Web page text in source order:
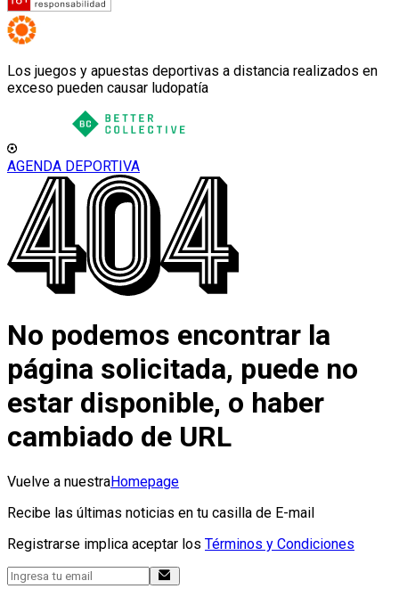
Los juegos y apuestas deportivas a distancia realizados en
exceso pueden causar ludopatía
AGENDA DEPORTIVA
No podemos encontrar la
página solicitada, puede no
estar disponible, o haber
cambiado de URL
Vuelve a nuestraHomepage
Recibe las últimas noticias en tu casilla de E-mail
Registrarse implica aceptar los Términos y Condiciones